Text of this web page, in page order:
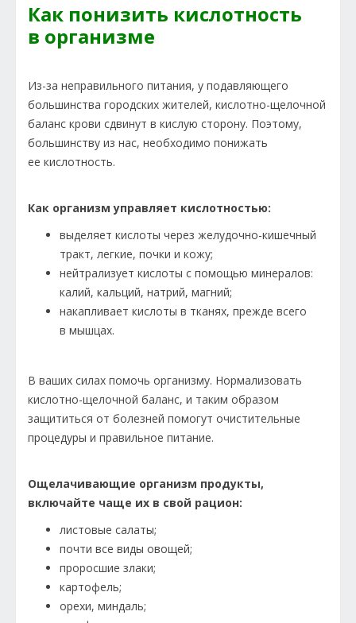
Как понизить кислотность
в организме
Из-за неправильного питания, у подавляющего
большинства городских жителей, кислотно-щелочной
баланс крови сдвинут в кислую сторону. Поэтому,
большинству из нас, необходимо понижать
ее кислотность.
Как организм управляет кислотностью:
выделяет кислоты через желудочно-кишечный
тракт, легкие, почки и кожу;
нейтрализует кислоты с помощью минералов:
калий, кальций, натрий, магний;
накапливает кислоты в тканях, прежде всего
в мышцах.
В ваших силах помочь организму. Нормализовать
кислотно-щелочной баланс, и таким образом
защититься от болезней помогут очистительные
процедуры и правильное питание.
Ощелачивающие организм продукты,
включайте чаще их в свой рацион:
листовые салаты;
почти все виды овощей;
проросшие злаки;
картофель;
орехи, миндаль;